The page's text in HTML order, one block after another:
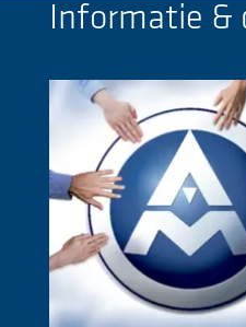
Informatie &